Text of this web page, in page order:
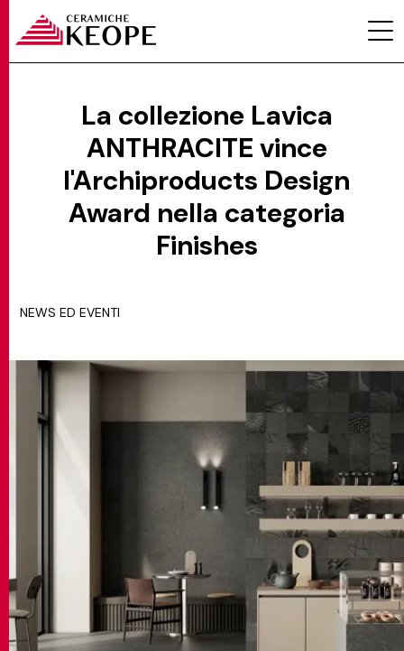
PROGETTI
MAGAZINE
EVENTI
CONTATTI
CERCA
La collezione Lavica
ANTHRACITE vince
l'Archiproducts Design
Award nella categoria
Finishes
NEWS ED EVENTI